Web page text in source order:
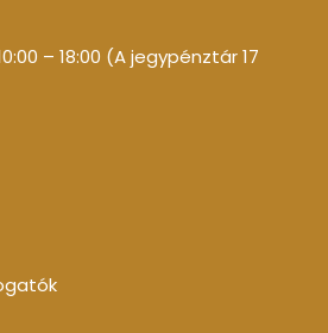
– 18:00 (A jegypénztár 17